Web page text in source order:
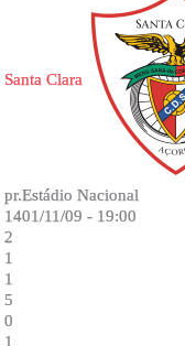
Santa Clara
pr.Estádio Nacional
1401/11/09 - 19:00
2
1
1
5
0
1